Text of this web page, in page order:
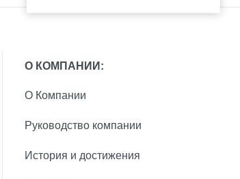
О КОМПАНИИ:
О Компании
Руководство компании
История и достижения